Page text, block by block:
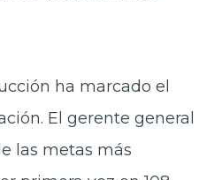
ha marcado el
El gerente general
las metas más